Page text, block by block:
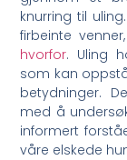
knurring til
firbeinte
hvorfor. Uling⁤
som kan
betydninger.
med å
informert
våre elskede